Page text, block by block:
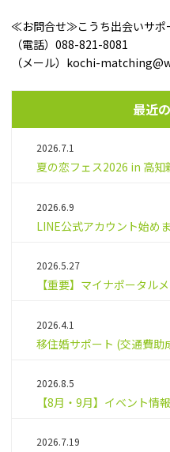
≪お問合せ≫こうち出会いサポ
（電話）088-821-8081
（メール）kochi-
最近
2026.7.1
夏の恋フェス2026 in 高知
2026.6.9
LINE公式アカウント始め
2026.5.27
【重要】マイナポータル
2026.4.1
移住婚サポート (交通費助
2026.8.5
【8月・9月】イベント情
2026.7.19